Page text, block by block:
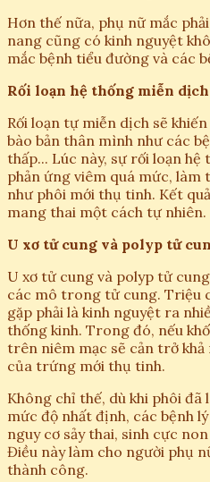
Hơn thế nữa, phụ nữ mắc
nang cũng có kinh nguyệt
mắc bệnh tiểu đường và các
Rối loạn hệ thống miễn dịch
Rối loạn tự miễn dịch sẽ
bào bản thân mình như các
thấp... Lúc này, sự rối loạn
phản ứng viêm quá mức,
như phôi mới thụ tinh. Kết
mang thai một cách tự nhiên.
U xơ tử cung và polyp tử
U xơ tử cung và polyp tử
các mô trong tử cung. Triệu
gặp phải là kinh nguyệt ra
thống kinh. Trong đó, nếu
trên niêm mạc sẽ cản trở
của trứng mới thụ tinh.
Không chỉ thế, dù khi phôi
mức độ nhất định, các bệnh
nguy cơ sảy thai, sinh cực
Điều này làm cho người phụ
thành công.